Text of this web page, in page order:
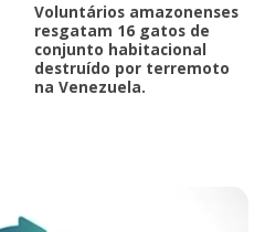
Voluntários amazonenses
resgatam 16 gatos de
conjunto habitacional
destruído por terremoto
na Venezuela.